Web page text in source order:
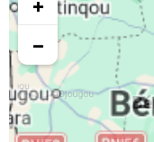
05:55
31, Lu 05:55
+
−